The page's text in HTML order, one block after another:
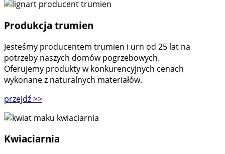
Produkcja trumien
Jesteśmy producentem trumien i urn od 25 lat na
potrzeby naszych domów pogrzebowych.
Oferujemy produkty w konkurencyjnych cenach
wykonane z naturalnych materiałów.
przejdź>>
Kwiaciarnia